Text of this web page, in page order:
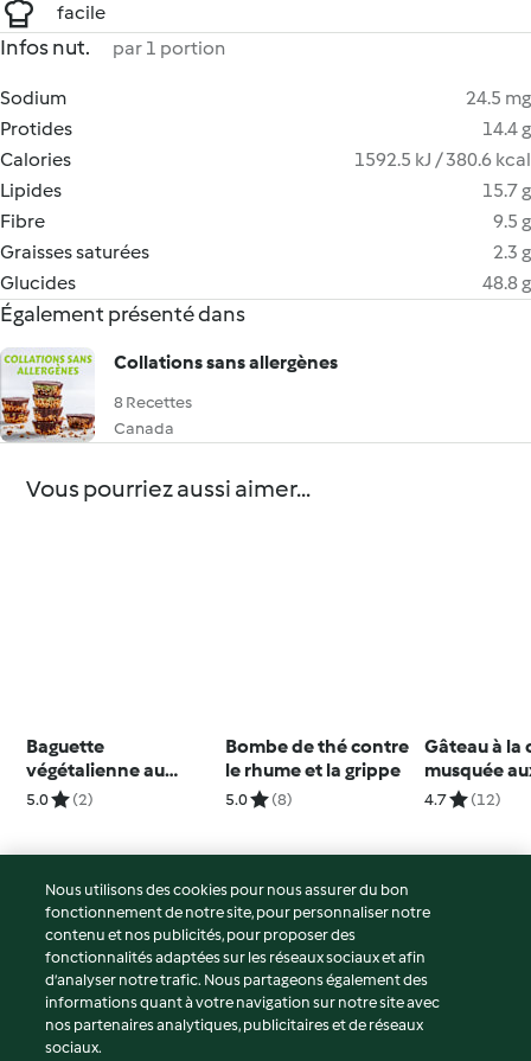
facile
Infos nut. par 1 portion
Sodium
24.5 mg
Protides
14.4 g
Calories
1592.5 kJ / 380.6 kcal
Lipides
15.7 g
Fibre
9.5 g
Graisses saturées
2.3 g
Glucides
48.8 g
Également présenté dans
Collations sans allergènes
8 Recettes
Canada
Vous pourriez aussi aimer...
Baguette
végétalienne au
"Thon"
5.0 (2)
Bombe de thé contre
le rhume et la grippe
5.0 (8)
Gâteau à la
musquée
avec
4.7 (12)
© Copyright 2026
Conditions d'utilisation
Politique de confidentialité
Non-responsabilité
Mentions légales
Nous utilisons des cookies pour nous assurer du bon
fonctionnement de notre site, pour personnaliser notre
contenu et nos publicités, pour proposer des
fonctionnalités adaptées sur les réseaux sociaux et afin
d’analyser notre trafic. Nous partageons également des
informations quant à votre navigation sur notre site avec
nos partenaires analytiques, publicitaires et de réseaux
sociaux.